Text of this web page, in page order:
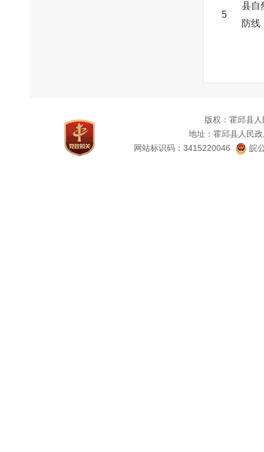
5
县自
防线
版权：霍邱县
地址：霍邱县人民
网站标识码：3415220046
皖